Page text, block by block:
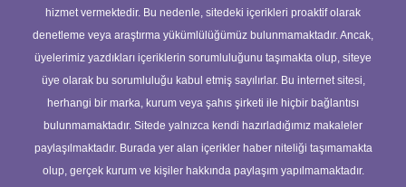
hizmet vermektedir. Bu nedenle, sitedeki içerikleri proaktif olarak
denetleme veya araştırma yükümlülüğümüz bulunmamaktadır. Ancak,
üyelerimiz yazdıkları içeriklerin sorumluluğunu taşımakta olup, siteye
üye olarak bu sorumluluğu kabul etmiş sayılırlar. Bu internet sitesi,
herhangi bir marka, kurum veya şahıs şirketi ile hiçbir bağlantısı
bulunmamaktadır. Sitede yalnızca kendi hazırladığımız makaleler
paylaşılmaktadır. Burada yer alan içerikler haber niteliği taşımamakta
olup, gerçek kurum ve kişiler hakkında paylaşım yapılmamaktadır.